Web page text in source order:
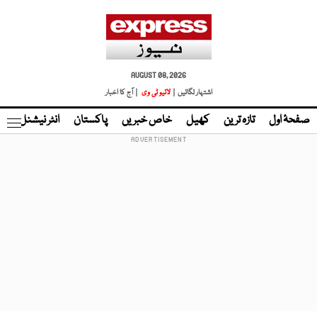
AUGUST 08, 2026
اشتہار لگائیں |
لائیو ٹی وی | آج کا اخبار
صفحۂ اول تازہ ترین کھیل خاص خبریں پاکستان انٹر نیشنل